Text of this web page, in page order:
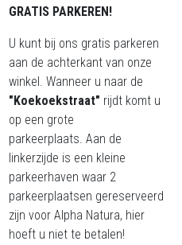
GRATIS PARKEREN!
U kunt bij ons gratis parkeren
aan de achterkant van onze
winkel. Wanneer u naar de
"Koekoekstraat" rijdt komt u
op een grote
parkeerplaats. Aan de
linkerzijde is een kleine
parkeerhaven waar 2
parkeerplaatsen gereserveerd
zijn voor Alpha Natura, hier
hoeft u niet te betalen!